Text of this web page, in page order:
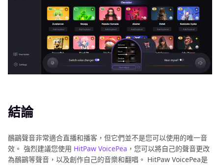
結論
鴯鶓聲音非常適合直播和播客，但它們並不是您可以使用的唯一音
效。 強烈建議您使用 HitPaw VoicePea ，您可以將自己的聲音更改
為鴯鶓等聲音，以及創作自己的音樂和翻唱。 HitPaw VoicePea是